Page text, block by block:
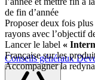
Conseils généraux
de fin d’année
Proposer deux fois
rayons avec l’objectif
Lancer le label «
Française sur les
Accompagner la